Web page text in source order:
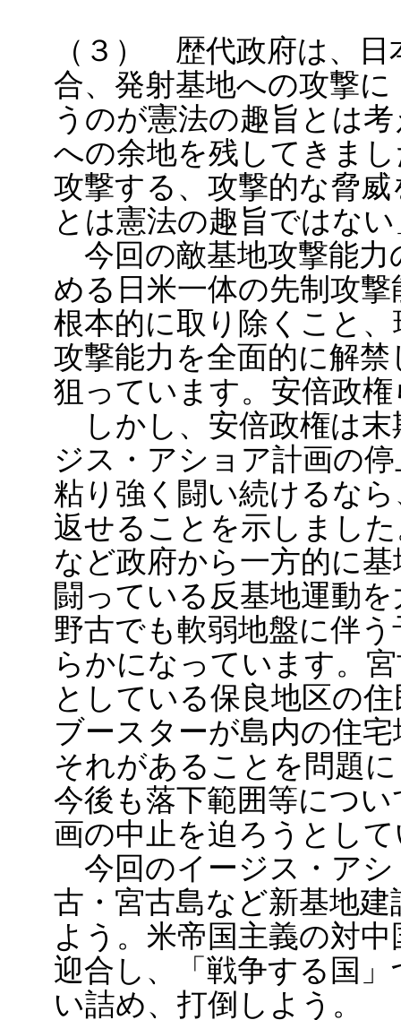
（３） 歴代政府は、
合、発射基地への攻撃
うのが憲法の趣旨とは
への余地を残してきま
攻撃する、攻撃的な脅
とは憲法の趣旨ではな
今回の敵基地攻撃能力
める日米一体の先制攻
根本的に取り除くこと
攻撃能力を全面的に解
狙っています。安倍政
しかし、安倍政権は末
ジス・アショア計画の
粘り強く闘い続けるな
返せることを示しまし
など政府から一方的に
闘っている反基地運動
野古でも軟弱地盤に伴
らかになっています。
としている保良地区の
ブースターが島内の住
それがあることを問題
今後も落下範囲等につ
画の中止を迫ろうとし
今回のイージス・アシ
古・宮古島など新基地
よう。米帝国主義の対
迎合し、「戦争する国
い詰め、打倒しよう。